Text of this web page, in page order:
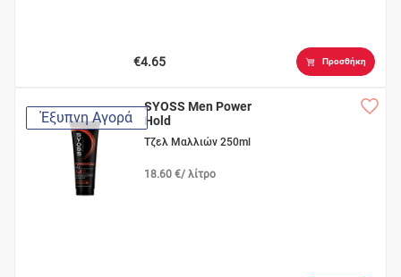
€4.65 Προσθήκη
Έξυπνη Αγορά
SYOSS Men Power
Hold
Τζελ Μαλλιών 250ml
18.60 €/ λίτρο